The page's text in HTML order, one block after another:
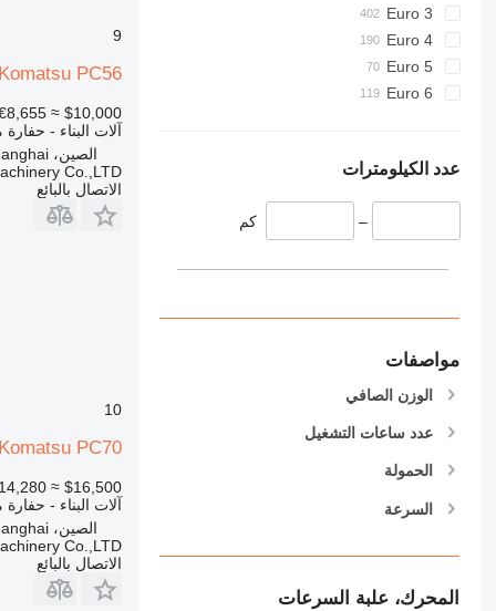
910
914
918
920
928
930
962
963
972
973
982
992
Euro 3
Euro 4
Euro 5
Euro 6
عدد الكيلومترات
– كم
مواصفات
الوزن الصافي
عدد ساعات التشغيل
الحمولة
السرعة
المحرك، علبة السرعات
9
Komatsu PC56
$10,000
≈ €8,655
آلات البناء -
الصين، Shanghai
Co.,LTD
الاتصال بالبائع
10
Komatsu PC70
$16,500
≈ €14,280
آلات البناء -
الصين، Shanghai
Co.,LTD
الاتصال بالبائع